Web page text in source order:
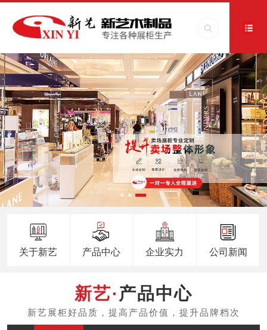
关于新艺 产品中心 企业实力 公司新闻
产品中心